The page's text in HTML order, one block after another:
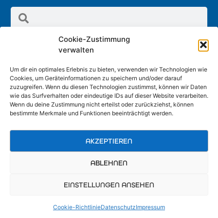
Cookie-Zustimmung
verwalten
Um dir ein optimales Erlebnis zu bieten, verwenden wir Technologien wie
Cookies, um Geräteinformationen zu speichern und/oder darauf
zuzugreifen. Wenn du diesen Technologien zustimmst, können wir Daten
wie das Surfverhalten oder eindeutige IDs auf dieser Website verarbeiten.
Wenn du deine Zustimmung nicht erteilst oder zurückziehst, können
bestimmte Merkmale und Funktionen beeinträchtigt werden.
AKZEPTIEREN
ABLEHNEN
EINSTELLUNGEN ANSEHEN
Cookie-RichtlinieDatenschutzImpressum
Radland GmbH
Schreinergasse 2/1 Stock, 3100 St. Pölten
office@radland.at